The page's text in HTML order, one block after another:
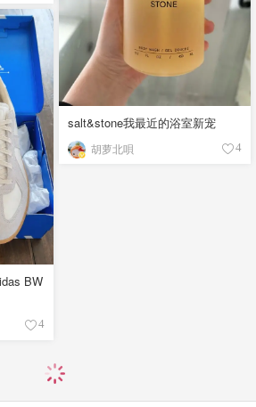
salt&stone我最近的浴室新宠
胡萝北唄 4
BW
4